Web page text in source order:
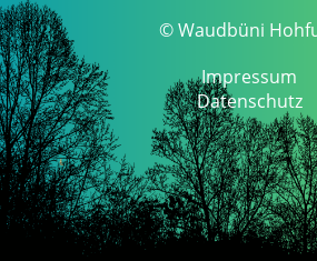
© Waudbüni
Impressum
Datenschutz